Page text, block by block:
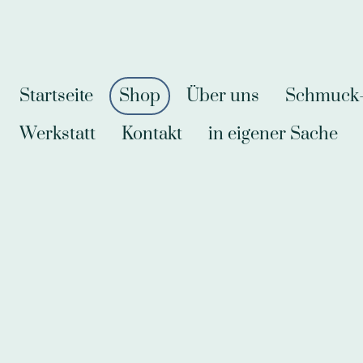
Startseite Shop Über uns
Werkstatt
Kontakt in eigener Sache